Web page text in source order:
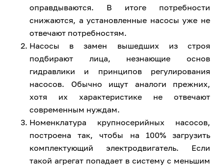
оправдываются. В итоге потребности
снижаются, а установленные насосы уже не
отвечают потребностям.
Насосы в замен вышедших из строя
подбирают лица, незнающие основ
гидравлики и принципов регулирования
насосов. Обычно ищут аналоги прежних,
хотя их характеристике не отвечают
современным нуждам.
Номенклатура крупносерийных насосов,
построена так, чтобы на 100% загрузить
комплектующий электродвигатель. Если
такой агрегат попадает в систему с меньшим